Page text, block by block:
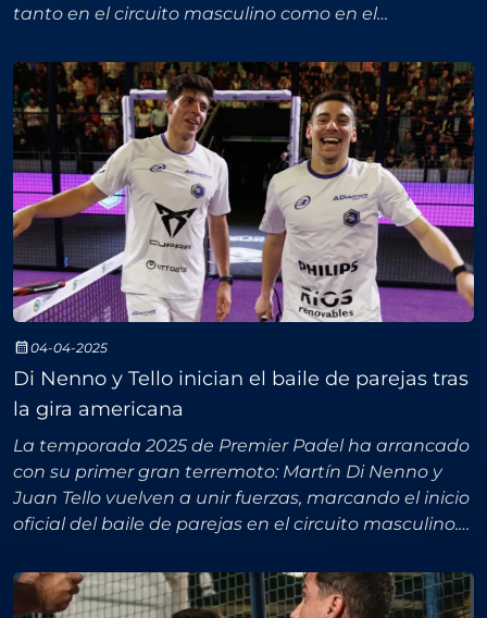
tanto en el circuito masculino como en el
diez mejores par
04-04-2025
Di Nenno y Tello inician el baile de parejas tras
la gira americana
La temporada 2025 de Premier Padel ha arrancado
con su primer gran terremoto: Martín Di Nenno y
Juan Tello vuelven a unir fuerzas, marcando el inicio
oficial del baile de parejas en el circuito masculino.